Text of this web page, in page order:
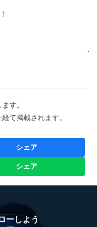
す。
て掲載されます。
シェア
シェア
ーしよう